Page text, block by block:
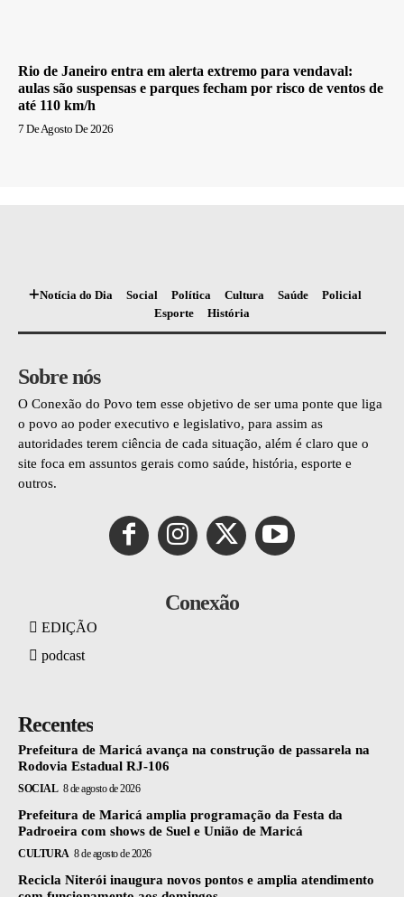
Rio de Janeiro entra em alerta extremo para vendaval:
aulas são suspensas e parques fecham por risco de ventos de
até 110 km/h
7 De Agosto De 2026
Notícia do Dia Social Política Cultura Saúde
Policial
Esporte
História
Sobre nós
O Conexão do Povo tem esse objetivo de ser uma ponte que liga
o povo ao poder executivo e legislativo, para assim as
autoridades terem ciência de cada situação, além é claro que o
site foca em assuntos gerais como saúde, história, esporte e
outros.
Conexão
EDIÇÃO
podcast
Recentes
Prefeitura de Maricá avança na construção de passarela na
Rodovia Estadual RJ-106
SOCIAL 8 de agosto de 2026
Prefeitura de Maricá amplia programação da Festa da
Padroeira com shows de Suel e União de Maricá
CULTURA 8 de agosto de 2026
Recicla Niterói inaugura novos pontos e amplia atendimento